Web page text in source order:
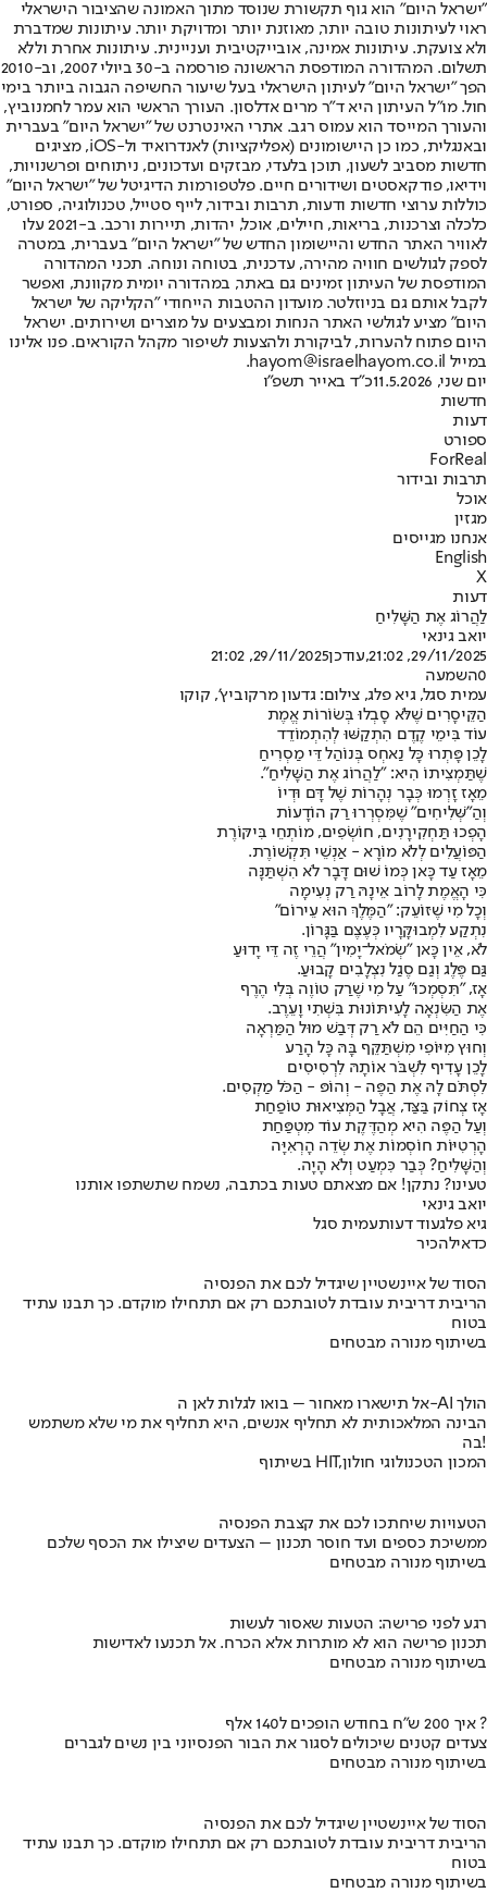
"ישראל היום" הוא גוף תקשורת שנוסד מתוך האמונה שהציבור הישראלי
ראוי לעיתונות טובה יותר, מאוזנת יותר ומדויקת יותר. עיתונות שמדברת
ולא צועקת. עיתונות אמינה, אובייקטיבית ועניינית. עיתונות אחרת וללא
תשלום. המהדורה המודפסת הראשונה פורסמה ב-30 ביולי 2007, וב-2010
הפך "ישראל היום" לעיתון הישראלי בעל שיעור החשיפה הגבוה ביותר בימי
חול. מו"ל העיתון היא ד"ר מרים אדלסון. העורך הראשי הוא עמר לחמנוביץ,
והעורך המייסד הוא עמוס רגב. אתרי האינטרנט של "ישראל היום" בעברית
ובאנגלית, כמו כן היישומונים (אפליקציות) לאנדרואיד ול-iOS, מציגים
חדשות מסביב לשעון, תוכן בלעדי, מבזקים ועדכונים, ניתוחים ופרשנויות,
וידיאו, פודקאסטים ושידורים חיים. פלטפורמות הדיגיטל של "ישראל היום"
כוללות ערוצי חדשות ודעות, תרבות ובידור, לייף סטייל, טכנולוגיה, ספורט,
כלכלה וצרכנות, בריאות, חיילים, אוכל, יהדות, תיירות ורכב. ב-2021 עלו
לאוויר האתר החדש והיישומון החדש של "ישראל היום" בעברית, במטרה
לספק לגולשים חוויה מהירה, עדכנית, בטוחה ונוחה. תכני המהדורה
המודפסת של העיתון זמינים גם באתר, במהדורה יומית מקוונת, ואפשר
לקבל אותם גם בניוזלטר. מועדון ההטבות הייחודי "הקליקה של ישראל
היום" מציע לגולשי האתר הנחות ומבצעים על מוצרים ושירותים. ישראל
היום פתוח להערות, לביקורת ולהצעות לשיפור מקהל הקוראים. פנו אלינו
במייל hayom@israelhayom.co.il.
יום שני, 11.5.2026
כ"ד באייר תשפ"ו
חדשות
דעות
ספורט
ForReal
תרבות ובידור
אוכל
מגזין
אנחנו מגייסים
English
X
דעות
לַהֲרוֹג אֶת הַשָּׁלִיחַ
יואב גינאי
29/11/2025, 21:02
,עודכן29/11/2025, 21:02
0השמעה
עמית סגל, גיא פלג, צילום: גדעון מרקוביץ', קוקו
הַקֵּיסָרִים שֶׁלֹּא סָבְלוּ בְּשׂוֹרוֹת אֱמֶת
עוֹד בִּימֵי קֶדֶם הִתְקַשּׁוּ לְהִתְמוֹדֵד
לָכֵן פָּתְרוּ כָּל נַאחְס בְּנוֹהַל דֵּי מַסְרִיחַ
שֶׁתַּמְצִיתוֹ הִיא: "לַהֲרוֹג אֶת הַשָּׁלִיחַ".
מֵאָז זָרְמוּ כְּבָר נְהָרוֹת שֶׁל דָּם וּדְיוֹ
וְהַ"שְּׁלִיחִים" שֶׁמִּסְרְרוּ רַק הוֹדָעוֹת
הָפְכוּ תַּחְקִירָנִים, חוֹשְׂפִים, מוֹתְחֵי בִּיקּוֹרֶת
הַפּוֹעֲלִים לְלֹא מוֹרָא - אַנְשֵׁי תִּקְשׁוֹרֶת.
מֵאָז עַד כָּאן כְּמוֹ שׁוּם דָּבָר לֹא הִשְׁתַּנָּה
כִּי הָאֱמֶת לָרוֹב אֵינָהּ רַק נְעִימָה
וְכָל מִי שֶׁזּוֹעֵק: "הַמֶּלֶךְ הוּא עֵירוֹם"
נִתְקַע לִמְבוּקָּרָיו כְּעֶצֶם בַּגָּרוֹן.
לֹא, אֵין כָּאן "שְׂמֹאל־יָמִין" הֲרֵי זֶה דֵּי יָדוּעַ
גַּם פֶּלֶג וְגַם סֶגַל נִצְלָבִים קָבוּעַ.
אָז, "תִּסְמְכוּ" עַל מִי שֶׁרַק טוֹוֶה בְּלִי הֶרֶף
אֶת הַשִּׂנְאָה לָעִיתּוֹנוּת בִּשְׁתִי וָעֵרֶב.
כִּי הַחַיִּים הֵם לֹא רַק דְּבַשׁ מוּל הַמַּרְאָה
וְחוּץ מִיּוֹפִי מִשְׁתַּקֵּף בָּהּ כָּל הָרַע
לָכֵן עָדִיף לִשְׁבֹּר אוֹתָהּ לִרְסִיסִים
לִסְתֹּם לָהּ אֶת הַפֶּה - וְהוֹפּ - הַכֹּל מַקְסִים.
אָז צְחוֹק בַּצַּד, אֲבָל הַמְּצִיאוּת טוֹפַחַת
וְעַל הַפֶּה הִיא מְהַדֶּקֶת עוֹד מִטְפַּּחַת
הָרְטִיּוֹת חוֹסְמוֹת אֶת שְׂדֵה הָרְאִיָּה
וְהַשָּׁלִיחַ? כְּבַר כִּמְעַט וְלֹא הָיָה.
טעינו? נתקן! אם מצאתם טעות בכתבה, נשמח שתשתפו אותנו
יואב גינאי
גיא פלגעוד דעותעמית סגל
כדאילהכיר
הסוד של איינשטיין שיגדיל לכם את הפנסיה
הריבית דריבית עובדת לטובתכם רק אם תתחילו מוקדם. כך תבנו עתיד
בטוח
בשיתוף מנורה מבטחים
אל תישארו מאחור – בואו לגלות לאן ה-AI הולך
הבינה המלאכותית לא תחליף אנשים, היא תחליף את מי שלא משתמש
בה!
בשיתוף HIT,המכון הטכנולוגי חולון
הטעויות שיחתכו לכם את קצבת הפנסיה
ממשיכת כספים ועד חוסר תכנון – הצעדים שיצילו את הכסף שלכם
בשיתוף מנורה מבטחים
רגע לפני פרישה: הטעות שאסור לעשות
תכנון פרישה הוא לא מותרות אלא הכרח. אל תכנעו לאדישות
בשיתוף מנורה מבטחים
איך 200 ש"ח בחודש הופכים ל140 אלף ?
צעדים קטנים שיכולים לסגור את הבור הפנסיוני בין נשים לגברים
בשיתוף מנורה מבטחים
הסוד של איינשטיין שיגדיל לכם את הפנסיה
הריבית דריבית עובדת לטובתכם רק אם תתחילו מוקדם. כך תבנו עתיד
בטוח
בשיתוף מנורה מבטחים